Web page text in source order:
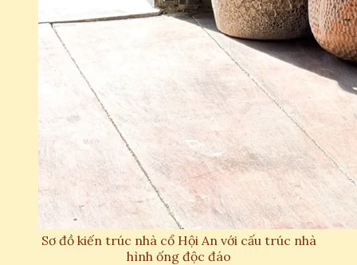
Sơ đồ kiến trúc nhà cổ Hội An với cấu trúc nhà
hình ống độc đáo